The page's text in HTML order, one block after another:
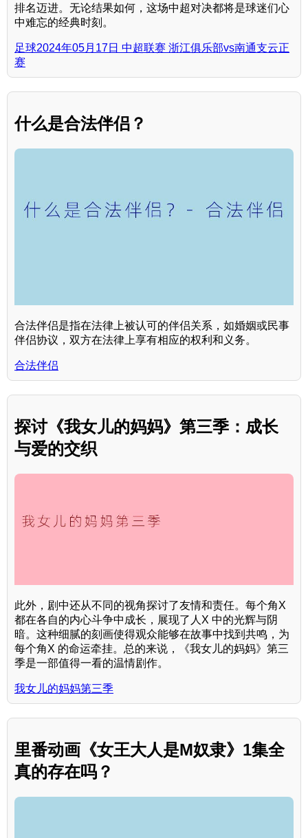
排名迈进。无论结果如何，这场中超对决都将是球迷们心
中难忘的经典时刻。
足球2024年05月17日 中超联赛 浙江俱乐部vs南通支云正
赛
什么是合法伴侣？
合法伴侣是指在法律上被认可的伴侣关系，如婚姻或民事
伴侣协议，双方在法律上享有相应的权利和义务。
合法伴侣
探讨《我女儿的妈妈》第三季：成长
与爱的交织
此外，剧中还从不同的视角探讨了友情和责任。每个角X
都在各自的内心斗争中成长，展现了人X 中的光辉与阴
暗。这种细腻的刻画使得观众能够在故事中找到共鸣，为
每个角X 的命运牵挂。总的来说，《我女儿的妈妈》第三
季是一部值得一看的温情剧作。
我女儿的妈妈第三季
里番动画《女王大人是M奴隶》1集全
真的存在吗？